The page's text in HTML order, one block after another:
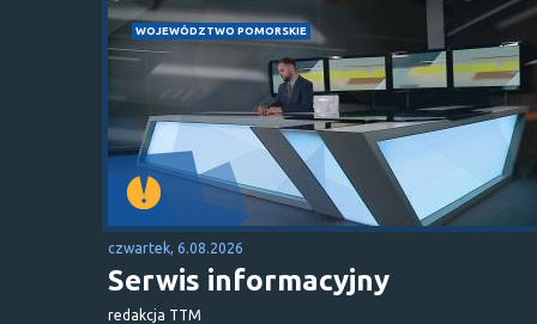
WOJEWÓDZTWO POMORSKIE
czwartek, 6.08.2026
Serwis informacyjny
redakcja TTM